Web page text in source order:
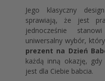
Jego klasyczny
sprawiają, że jest
jednocześnie
uniwersalny wybór,
prezent na Dzień
każdą inną okazję,
jest dla Ciebie babcia.